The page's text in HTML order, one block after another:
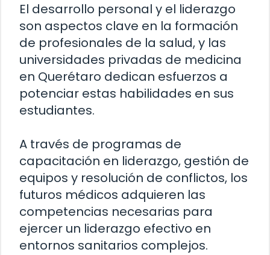
El desarrollo personal y el liderazgo
son aspectos clave en la formación
de profesionales de la salud, y las
universidades privadas de medicina
en Querétaro dedican esfuerzos a
potenciar estas habilidades en sus
estudiantes.
A través de programas de
capacitación en liderazgo, gestión de
equipos y resolución de conflictos, los
futuros médicos adquieren las
competencias necesarias para
ejercer un liderazgo efectivo en
entornos sanitarios complejos.